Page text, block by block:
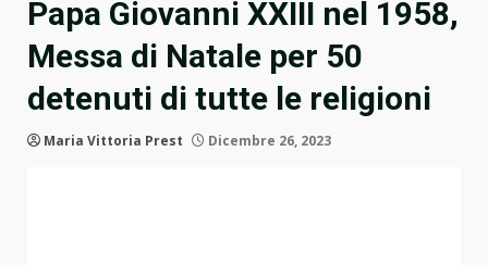
Papa Giovanni XXIII nel 1958,
Messa di Natale per 50
detenuti di tutte le religioni
Maria Vittoria Prest Dicembre 26, 2023